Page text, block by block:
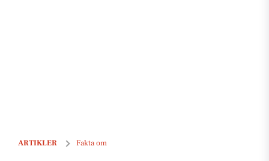
ARTIKLER Fakta om
Huspriserne går ned i Egedal Kommune